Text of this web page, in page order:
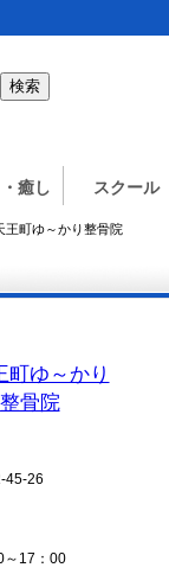
癒し スクール
王町ゆ～かり整骨院
45-26
17：00